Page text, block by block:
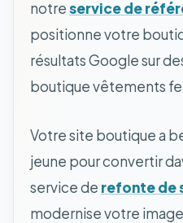
notreservice de
positionne votre
résultats Google sur
boutique vêtements
Votre site boutique a
jeune pour convertir
service de refonte de
modernise votre